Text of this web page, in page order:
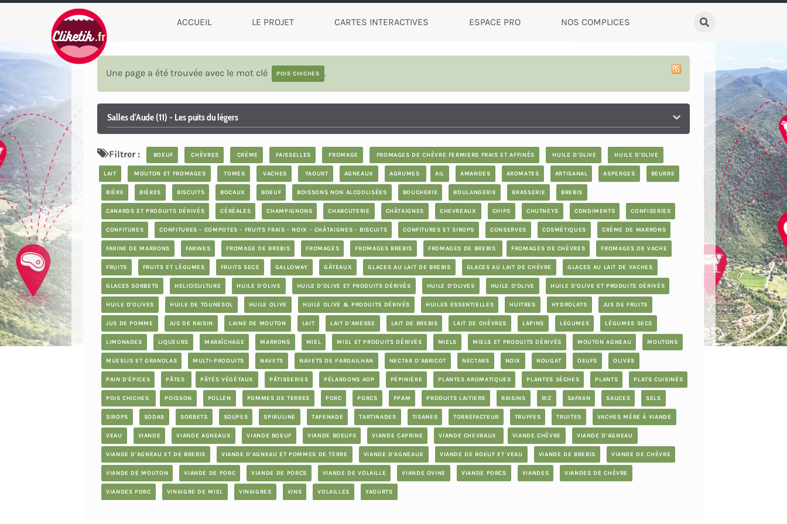
ACCUEIL LE PROJET CARTES INTERACTIVES ESPACE PRO NOS COMPLICES
Une page a été trouvée avec le mot clé POIS CHICHES .
Salles d'Aude (11) - Les puits du légers
Filtrer : BOEUF CHÈVRES CRÈME FAISSELLES FROMAGE FROMAGES DE CHÈVRE FERMIERS FRAIS ET AFFINÉS HUILE D'OLIVE HUILE D'OLIVE
LAIT MOUTON ET FROMAGES TOMES VACHES YAOURT AGNEAUX AGRUMES AIL AMANDES AROMATES ARTISANAL ASPERGES BEURRE
BIÈRE BIÈRES BISCUITS BOCAUX BOEUF BOISSONS NON ALCOOLISÉES BOUCHERIE BOULANGERIE BRASSERIE BREBIS
CANARDS ET PRODUITS DÉRIVÉS CÉRÉALES CHAMPIGNONS CHARCUTERIE CHÂTAIGNES CHEVREAUX CHIPS CHUTNEYS CONDIMENTS CONFISERIES
CONFITURES CONFITURES - COMPOTES - FRUITS FRAIS - NOIX - CHÂTAIGNES - BISCUITS CONFITURES ET SIROPS CONSERVES COSMÉTIQUES CRÈME DE MARRONS
FARINE DE MARRONS FARINES FROMAGE DE BREBIS FROMAGES FROMAGES BREBIS FROMAGES DE BREBIS FROMAGES DE CHÈVRES FROMAGES DE VACHE
FRUITS FRUITS ET LÉGUMES FRUITS SECS GALLOWAY GÂTEAUX GLACES AU LAIT DE BREBIS GLACES AU LAIT DE CHÈVRE GLACES AU LAIT DE VACHES
GLACES SORBETS HELICICULTURE HUILE D'OLIVE HUILE D'OLIVE ET PRODUITS DÉRIVÉS HUILE D'OLIVES HUILE D'OLIVE HUILE D'OLIVE ET PRODUITS DÉRIVÉS
HUILE D'OLIVES HUILE DE TOUNESOL HUILE OLIVE HUILE OLIVE & PRODUITS DÉRIVÉS HUILES ESSENTIELLES HUITRES HYDROLATS JUS DE FRUITS
JUS DE POMME JUS DE RAISIN LAINE DE MOUTON LAIT LAIT D'ANESSE LAIT DE BREBIS LAIT DE CHÈVRES LAPINS LÉGUMES LÉGUMES SECS
LIMONADES LIQUEURS MARAÎCHAGE MARRONS MIEL MIEL ET PRODUITS DÉRIVÉS MIELS MIELS ET PRODUITS DÉRIVÉS MOUTON AGNEAU MOUTONS
MUESLIS ET GRANOLAS MULTI-PRODUITS NAVETS NAVETS DE PARDAILHAN NECTAR D'ABRICOT NECTARS NOIX NOUGAT OEUFS OLIVES
PAIN D'ÉPICES PÂTES PÂTÉS VÉGÉTAUX PÂTISSERIES PÉLARDONS AOP PÉPINIÈRE PLANTES AROMATIQUES PLANTES SÈCHES PLANTS PLATS CUISINÉS
POIS CHICHES POISSON POLLEN POMMES DE TERRES PORC PORCS PPAM PRODUITS LAITIERS RAISINS RIZ SAFRAN SAUCES SELS
SIROPS SODAS SORBETS SOUPES SPIRULINE TAPENADE TARTINADES TISANES TORREFACTEUR TRUFFES TRUITES VACHES MÈRE À VIANDE
VEAU VIANDE VIANDE AGNEAUX VIANDE BOEUF VIANDE BOEUFS VIANDE CAPRINE VIANDE CHEVRAUX VIANDE CHÈVRE VIANDE D'AGNEAU
VIANDE D'AGNEAU ET DE BREBIS VIANDE D'AGNEAU ET POMMES DE TERRE VIANDE D'AGNEAUX VIANDE DE BOEUF ET VEAU VIANDE DE BREBIS VIANDE DE CHÈVRE
VIANDE DE MOUTON VIANDE DE PORC VIANDE DE PORCS VIANDE DE VOLAILLE VIANDE OVINE VIANDE PORCS VIANDES VIANDES DE CHÈVRE
VIANDES PORC VINAIGRE DE MIEL VINAIGRES VINS VOLAILLES YAOURTS